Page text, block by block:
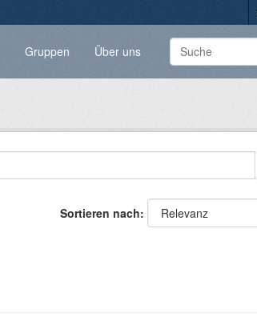
Gruppen Über uns
Sortieren nach